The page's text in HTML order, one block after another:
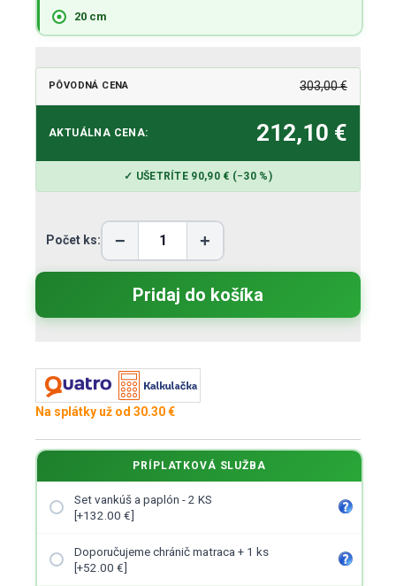
20 cm
PÔVODNÁ CENA 303,00 €
AKTUÁLNA CENA: 212,10 €
✓ UŠETRÍTE 90,90 € (−30 %)
Počet ks: − +
Na splátky už od 30.30 €
PRÍPLATKOVÁ SLUŽBA
Set vankúš a paplón - 2 KS
[+132.00 €]
Doporučujeme chránič matraca + 1 ks
[+52.00 €]